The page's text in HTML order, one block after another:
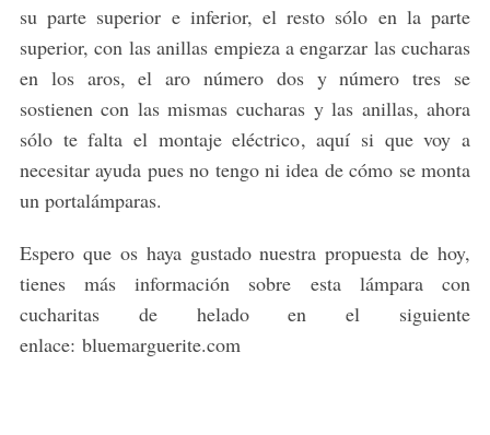
su parte superior e inferior, el resto sólo en la parte
superior, con las anillas empieza a engarzar las cucharas
en los aros, el aro número dos y número tres se
sostienen con las mismas cucharas y las anillas, ahora
sólo te falta el montaje eléctrico, aquí si que voy a
necesitar ayuda pues no tengo ni idea de cómo se monta
un portalámparas.
Espero que os haya gustado nuestra propuesta de hoy,
tienes más información sobre esta lámpara con
cucharitas de helado en el siguiente
enlace: bluemarguerite.com